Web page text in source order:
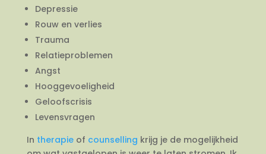
Depressie
Rouw en verlies
Trauma
Relatieproblemen
Angst
Hooggevoeligheid
Geloofscrisis
Levensvragen
In therapieof counselling krijg je de mogelijkheid